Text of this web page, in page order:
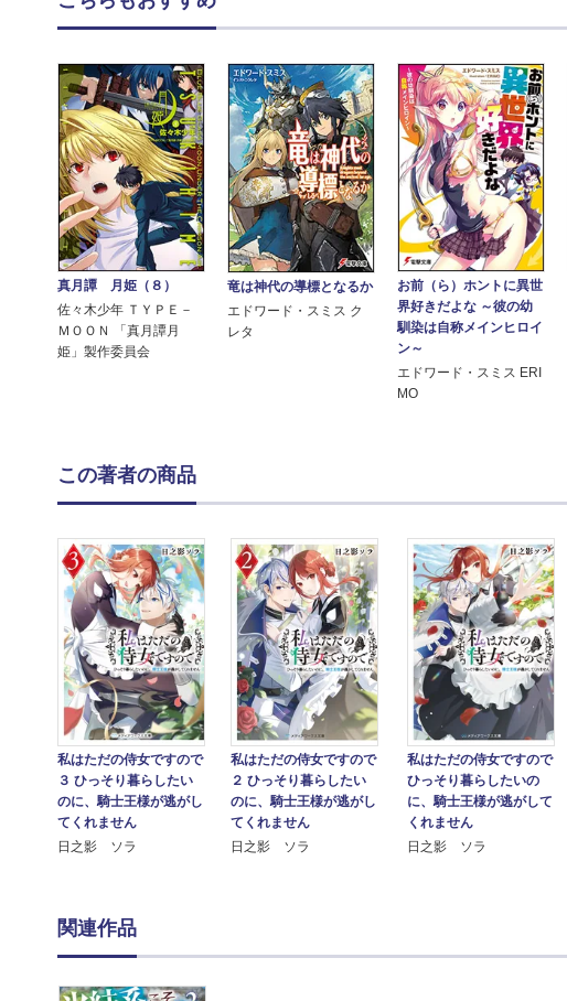
真月譚 月姫（８）
佐々木少年 ＴＹＰＥ－
ＭＯＯＮ 「真月譚月
姫」製作委員会
竜は神代の導標となるか
エドワード・スミス ク
レタ
お前（ら）ホントに異世
界好きだよな ～彼の幼
馴染は自称メインヒロイ
ン～
エドワード・スミス ERI
MO
この著者の商品
私はただの侍女ですので
３ ひっそり暮らしたい
のに、騎士王様が逃がし
てくれません
日之影 ソラ
私はただの侍女ですので
２ ひっそり暮らしたい
のに、騎士王様が逃がし
てくれません
日之影 ソラ
私はただの侍女ですので
ひっそり暮らしたいの
に、騎士王様が逃がして
くれません
日之影 ソラ
関連作品